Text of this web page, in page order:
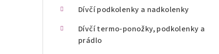
Dívčí podkolenky a nadkolenky
Dívčí termo-ponožky, podkolenky a
prádlo